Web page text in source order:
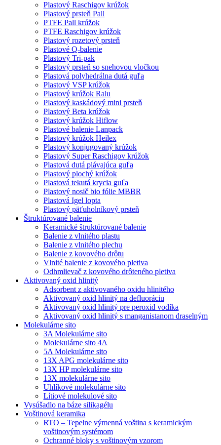
Plastový Raschigov krúžok
Plastový prsteň Pall
PTFE Pall krúžok
PTFE Raschigov krúžok
Plastový rozetový prsteň
Plastové Q-balenie
Plastový Tri-pak
Plastový prsteň so snehovou vločkou
Plastová polyhedrálna dutá guľa
Plastový VSP krúžok
Plastový krúžok Ralu
Plastový kaskádový mini prsteň
Plastový Beta krúžok
Plastový krúžok Hiflow
Plastové balenie Lanpack
Plastový krúžok Heilex
Plastový konjugovaný krúžok
Plastový Super Raschigov krúžok
Plastová dutá plávajúca guľa
Plastový plochý krúžok
Plastová tekutá krycia guľa
Plastový nosič bio fólie MBBR
Plastová Igel lopta
Plastový päťuholníkový prsteň
Štruktúrované balenie
Keramické štruktúrované balenie
Balenie z vlnitého plastu
Balenie z vlnitého plechu
Balenie z kovového drôtu
Vlnité balenie z kovového pletiva
Odhmlievač z kovového drôteného pletiva
Aktivovaný oxid hlinitý
Adsorbent z aktivovaného oxidu hlinitého
Aktivovaný oxid hlinitý na defluoráciu
Aktivovaný oxid hlinitý pre peroxid vodíka
Aktivovaný oxid hlinitý s manganistanom draselným
Molekulárne sito
3A Molekulárne sito
Molekulárne sito 4A
5A Molekulárne sito
13X APG molekulárne sito
13X HP molekulárne sito
13X molekulárne sito
Uhlíkové molekulárne sito
Lítiové molekulové sito
Vysúšadlo na báze silikagélu
Voštinová keramika
RTO – Tepelne výmenná voština s keramickým
voštinovým systémom
Ochranné bloky s voštinovým vzorom